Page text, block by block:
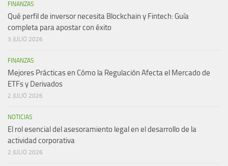
FINANZAS
Qué perfil de inversor necesita Blockchain y Fintech: Guía
completa para apostar con éxito
3 JULIO 2026
FINANZAS
Mejores Prácticas en Cómo la Regulación Afecta el Mercado de
ETFs y Derivados
2 JULIO 2026
NOTICIAS
El rol esencial del asesoramiento legal en el desarrollo de la
actividad corporativa
2 JULIO 2026